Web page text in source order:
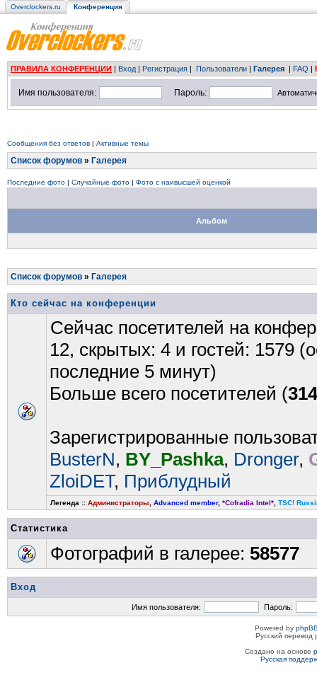
Overclockers.ru Конференция
ПРАВИЛА КОНФЕРЕНЦИИ | Вход | Регистрация | Пользователи | Галерея | FAQ |
Имя пользователя: Пароль:
Сообщения без ответов | Активные темы
Список форумов » Галерея
Последние фото | Случайные фото | Фото с наивысшей оценкой
Альбом
Список форумов » Галерея
Кто сейчас на конференции
Сейчас посетителей на
12, скрытых: 4 и гостей: 1579
последние 5 минут)
Больше всего посетителей (
Зарегистрированные
BusterN, BY_Pashka, Dronger,
ZloiDET, Приблудный
Легенда :: Администраторы Advanced member, *Cofradia Intel* TSC!
Статистика
Фотографий в галерее: 58577
Вход
Имя пользователя: Пароль:
Powered by
Русский
Создано на основе
Русская